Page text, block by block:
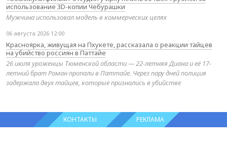
использование 3D-копии Чебурашки
Мужчина использовал модель в коммерческих целях
06 августа 2026 12:00
Красноярка, живущая на Пхукете, рассказала о реакции тайцев
на убийство россиян в Паттайе
26 июля уроженцы Тюменской области — 22-летняя Диана и её 17-
летний брат Роман пропали в Паттайе. Через пару дней полиция
задержала двух тайцев, которые признались в убийстве
КОНТАКТЫ РЕКЛАМА